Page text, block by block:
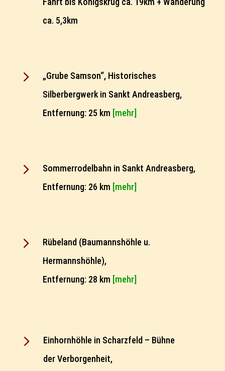
ca. 5,3km
5
„Grube Samson“, Historisches
Silberbergwerk in Sankt Andreasberg,
Entfernung: 25 km [mehr]
5
Sommerrodelbahn in Sankt Andreasberg,
Entfernung: 26 km [mehr]
5
Rübeland (Baumannshöhle u.
Hermannshöhle),
Entfernung: 28 km [mehr]
5
Einhornhöhle in Scharzfeld – Bühne
der Verborgenheit,